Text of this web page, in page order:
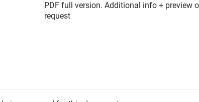
PDF full version. Additional info + preview
request